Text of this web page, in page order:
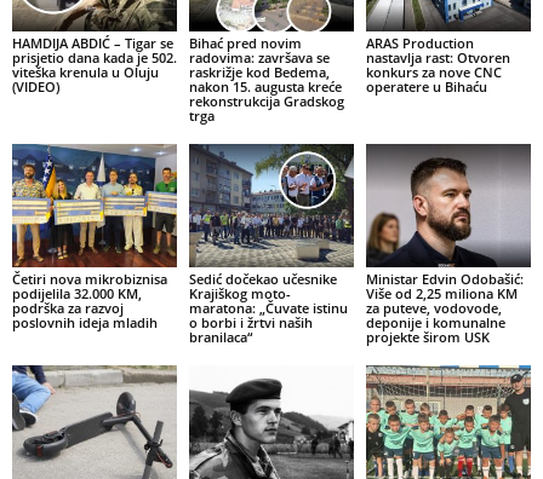
HAMDIJA ABDIĆ – Tigar se
prisjetio dana kada je 502.
viteška krenula u Oluju
(VIDEO)
Bihać pred novim
radovima: završava se
raskrižje kod Bedema,
nakon 15. augusta kreće
rekonstrukcija Gradskog
trga
ARAS Production
nastavlja rast: Otvoren
konkurs za nove CNC
operatere u Bihaću
Četiri nova mikrobiznisa
podijelila 32.000 KM,
podrška za razvoj
poslovnih ideja mladih
Sedić dočekao učesnike
Krajiškog moto-
maratona: „Čuvate istinu
o borbi i žrtvi naših
branilaca“
Ministar Edvin Odobašić:
Više od 2,25 miliona KM
za puteve, vodovode,
deponije i komunalne
projekte širom USK